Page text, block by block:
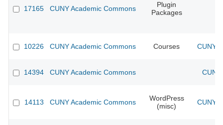
17165 CUNY Academic Commons
Plugin
Packages
10226 CUNY Academic Commons Courses CUNY
14394 CUNY Academic Commons
14113 CUNY Academic Commons
WordPress
(misc)
CUNY